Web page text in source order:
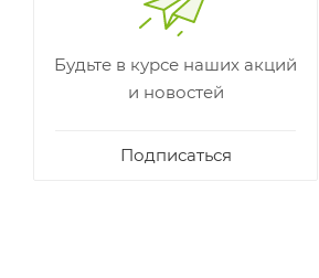
Будьте в курсе наших акций
и новостей
Подписаться